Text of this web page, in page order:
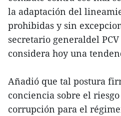
la adaptación del
prohibidas y sin
secretario generaldel
considera hoy una
Añadió que tal postura
conciencia sobre el
corrupción para el